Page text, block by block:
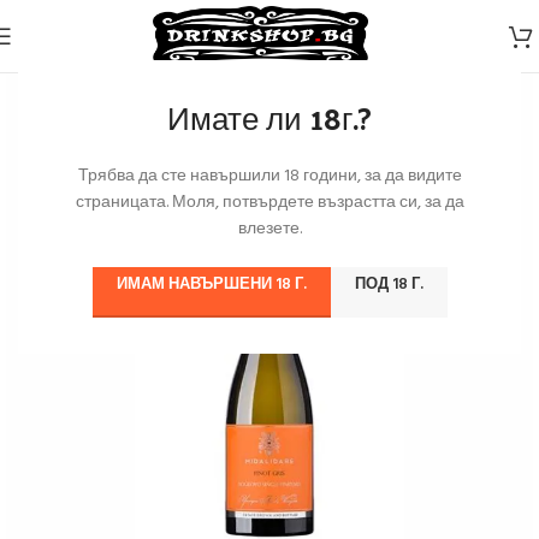
Имате ли 18г.?
Трябва да сте навършили 18 години, за да видите
страницата. Моля, потвърдете възрастта си, за да
влезете.
ИМАМ НАВЪРШЕНИ 18 Г. ПОД 18 Г.